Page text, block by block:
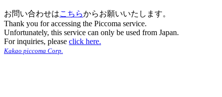
お問い合わせはこちらからお願いいたします。
Thank you for accessing the Piccoma service.
Unfortunately, this service can only be used from Japan.
For inquiries, please click here.
Kakao piccoma Corp.